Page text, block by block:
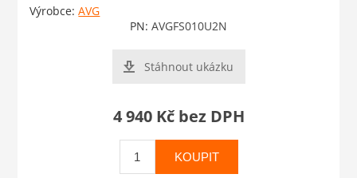
Výrobce: AVG
PN: AVGFS010U2N
Stáhnout ukázku
4 940 Kč bez DPH
KOUPIT